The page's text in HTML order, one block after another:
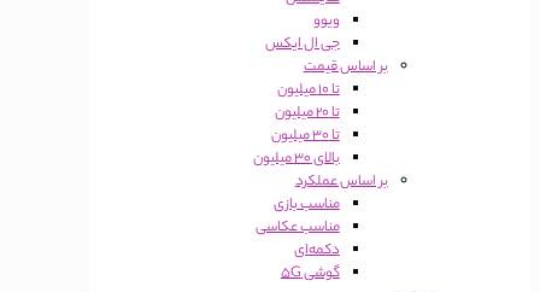
ویوو
جی ال ایکس
بر اساس قیمت
تا 10 میلیون
تا 20 میلیون
تا 30 میلیون
بالای 30 میلیون
بر اساس عملکرد
مناسب بازی
مناسب عکاسی
دکمه‌ای
گوشی 5G